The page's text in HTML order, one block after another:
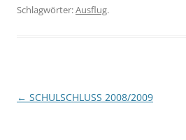
Schlagwörter:Ausflug.
Beitragsnavigation
← SCHULSCHLUSS 2008/2009